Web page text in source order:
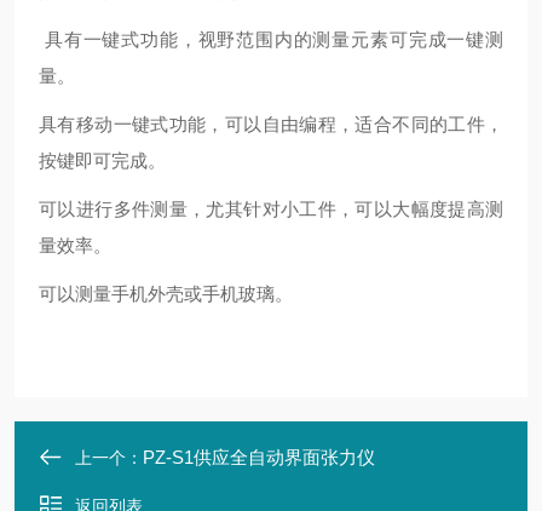
具有一键式功能，视野范围内的测量元素可完成一键测
量。
具有移动一键式功能，可以自由编程，适合不同的工件，
按键即可完成。
可以进行多件测量，尤其针对小工件，可以大幅度提高测
量效率。
可以测量手机外壳或手机玻璃。
上一个： PZ-S1供应全自动界面张力仪
返回列表